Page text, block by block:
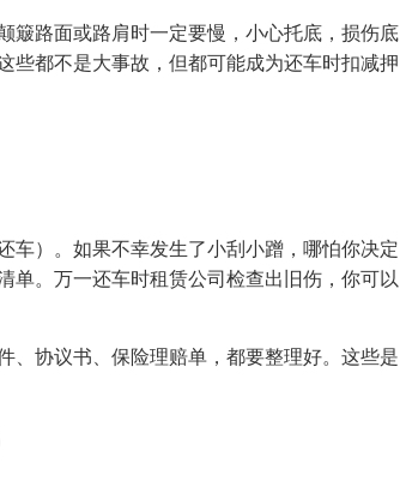
簸路面或路肩时一定要慢，小心托底，损伤底
些都不是大事故，但都可能成为还车时扣减押
车）。如果不幸发生了小刮小蹭，哪怕你决定
单。万一还车时租赁公司检查出旧伤，你可以
、协议书、保险理赔单，都要整理好。这些是